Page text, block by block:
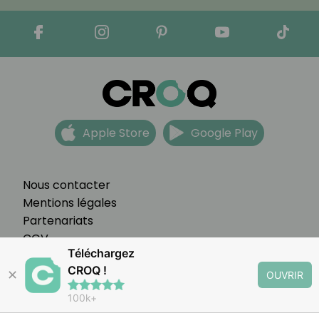
Nous contacter
Mentions légales
Partenariats
CGV
FAQ
Préférences cookies
Apple Store Google Play
✕
Téléchargez
CROQ !
100k+
OUVRIR